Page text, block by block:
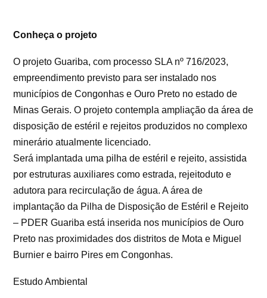
Conheça o projeto
O projeto Guariba, com processo SLA nº 716/2023,
empreendimento previsto para ser instalado nos
municípios de Congonhas e Ouro Preto no estado de
Minas Gerais. O projeto contempla ampliação da área de
disposição de estéril e rejeitos produzidos no complexo
minerário atualmente licenciado.
Será implantada uma pilha de estéril e rejeito, assistida
por estruturas auxiliares como estrada, rejeitoduto e
adutora para recirculação de água. A área de
implantação da Pilha de Disposição de Estéril e Rejeito
– PDER Guariba está inserida nos municípios de Ouro
Preto nas proximidades dos distritos de Mota e Miguel
Burnier e bairro Pires em Congonhas.
Estudo Ambiental